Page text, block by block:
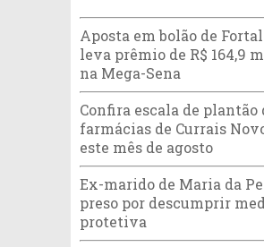
Aposta em bolão de
leva prêmio de R$ 164,9
na Mega-Sena
Confira escala de plantão
farmácias de Currais
este mês de agosto
Ex-marido de Maria da
preso por descumprir
protetiva